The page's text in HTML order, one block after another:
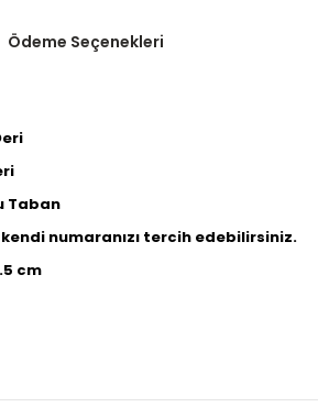
Ödeme Seçenekleri
Taban
kendi numaranızı tercih edebilirsiniz.
cm